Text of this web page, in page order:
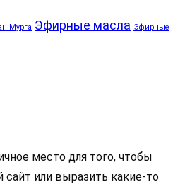
Мурга Эфирные масла Эфирные
место для того, чтобы
сайт или выразить какие-то